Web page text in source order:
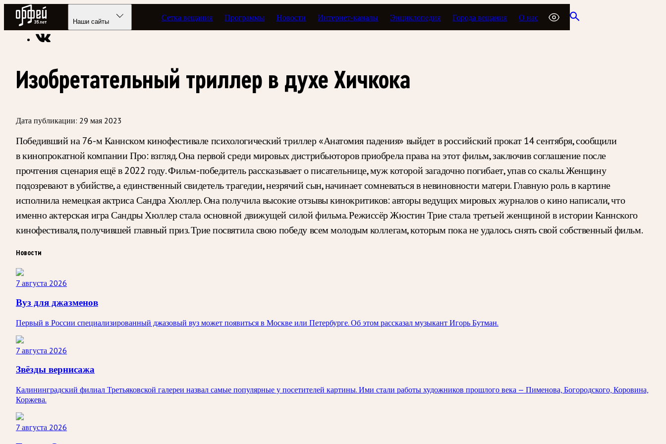
Радио Орфей
Наши сайты Сетка вещания Программы Новости Интернет-каналы Энциклопедия Города вещания О нас
Радио классической музыки «Орфей» Новости
Изобретательный триллер в духе Хичкока
Дата публикации: 29 мая 2023
Победивший на 76-м Каннском кинофестивале психологический триллер «Анатомия падения» выйдет в российский прокат 14 сентября, сообщили
в кинопрокатной компании Про: взгляд. Она первой среди мировых дистрибьюторов приобрела права на этот фильм, заключив соглашение после
прочтения сценария ещё в 2022 году. Фильм-победитель рассказывает о писательнице, муж которой загадочно погибает, упав со скалы. Женщину
подозревают в убийстве, а единственный свидетель трагедии, незрячий сын, начинает сомневаться в невиновности матери. Главную роль в картине
исполнила немецкая актриса Сандра Хюллер. Она получила высокие отзывы кинокритиков: авторы ведущих мировых журналов о кино написали, что
именно актерская игра Сандры Хюллер стала основной движущей силой фильма. Режиссёр Жюстин Трие стала третьей женщиной в истории Каннского
кинофестиваля, получившей главный приз. Трие посвятила свою победу всем молодым коллегам, которым пока не удалось снять свой собственный фильм.
Новости
7 августа 2026
Вуз для джазменов
Первый в России специализированный джазовый вуз может появиться в Москве или Петербурге. Об этом рассказал музыкант Игорь Бутман.
7 августа 2026
Звёзды вернисажа
Калининградский филиал Третьяковской галереи назвал самые популярные у посетителей картины. Ими стали работы художников прошлого века — Пименова, Богородского, Коровина,
Коржева.
7 августа 2026